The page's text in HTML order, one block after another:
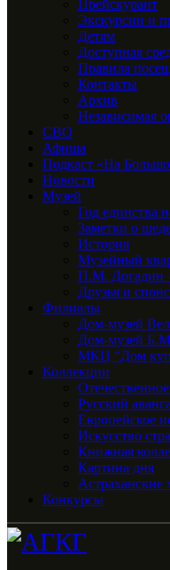
Прейскурант
Экскурсии и
Детям
Доступная
Правила
Контакты
Архив
Независимая
СВО
Афиша
Подкаст «На
Новости
Музей
Год единства
Заметки о
История
Музейный
П.М. Догадин –
Друзья и
Филиалы
Дом-музей
Дом-музей
МКЦ “Дом
Коллекции
Русский
Европейское
Искусство
Книжная
Картина дня
Астраханские
Конкурсы